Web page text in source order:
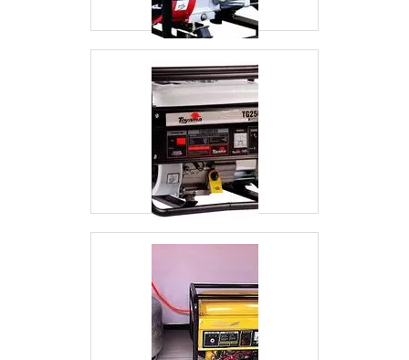
para garantir que se tenha empresa de
subestação de energia com precisão.
Discorrendo ainda sobre empresa de
subestação de energia, deve-se ter a exatidão
em orçar com empresas que prezam por
produtos e serviços que tenham ótima
qualidade e precisão, pequenos detalhes, mas
de grande valia para saber a procedência e
seriedade da empresa. Tudo isso que já foi
explorado é a razão pela qual a Saneze Verde
Energia é responsável quando falamos de
Engenharia Elétrica. A empresa objetiva a
satisfação da venda à entrega final, com foco
total na qualidade. O time conta com
profissionais de alta qualidade que esperam